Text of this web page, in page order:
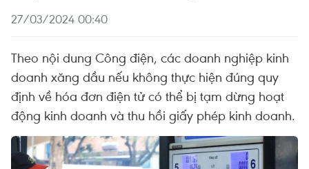
27/03/2024 00:40
Theo nội dung Công điện, các doanh nghiệp kinh
doanh xăng dầu nếu không thực hiện đúng quy
định về hóa đơn điện tử có thể bị tạm dừng hoạt
động kinh doanh và thu hồi giấy phép kinh doanh.